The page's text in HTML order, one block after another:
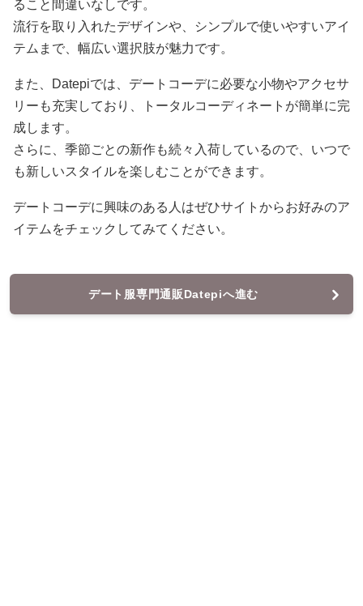
ること間違いなしです。
流行を取り入れたデザインや、シンプルで使いやすいアイ
テムまで、幅広い選択肢が魅力です。
また、Datepiでは、デートコーデに必要な小物やアクセサ
リーも充実しており、トータルコーディネートが簡単に完
成します。
さらに、季節ごとの新作も続々入荷しているので、いつで
も新しいスタイルを楽しむことができます。
デートコーデに興味のある人はぜひサイトからお好みのア
イテムをチェックしてみてください。
デート服専門通販Datepiへ進む